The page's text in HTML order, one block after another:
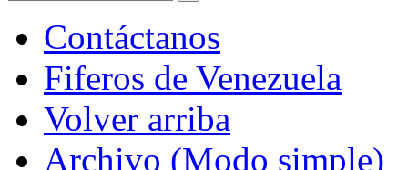
Contáctanos
Fiferos de Venezuela
Volver arriba
Archivo (Modo simple)